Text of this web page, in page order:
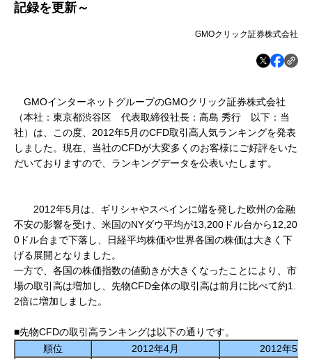
記録を更新～
GMOクリック証券株式会社
GMOインターネットグループのGMOクリック証券株式会社
（本社：東京都渋谷区 代表取締役社長：高島 秀行 以下：当
社）は、この度、2012年5月のCFD取引高人気ランキングを発表
しました。現在、当社のCFDが大変多くのお客様にご好評をいた
だいておりますので、ランキングデータを公表いたします。
2012年5月は、ギリシャやスペインに端を発した欧州の金融
不安の影響を受け、米国のNYダウ平均が13,200ドル台から12,20
0ドル台まで下落し、日経平均株価や世界各国の株価は大きく下
げる展開となりました。
一方で、各国の株価指数の値動きが大きくなったことにより、市
場の取引高は増加し、先物CFD全体の取引高は前月に比べて約1.
2倍に増加しました。
■先物CFDの取引高ランキングは以下の通りです。
順位
2012年4月
2012年5月